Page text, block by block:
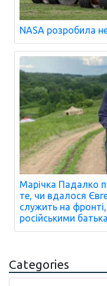
NASA розробила
Марічка Падалко
те, чи вдалося
служить на
російськими
Categories